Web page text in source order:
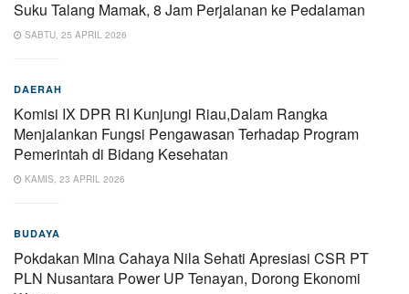
Suku Talang Mamak, 8 Jam Perjalanan ke Pedalaman
SABTU, 25 APRIL 2026
DAERAH
Komisi IX DPR RI Kunjungi Riau,Dalam Rangka
Menjalankan Fungsi Pengawasan Terhadap Program
Pemerintah di Bidang Kesehatan
KAMIS, 23 APRIL 2026
BUDAYA
Pokdakan Mina Cahaya Nila Sehati Apresiasi CSR PT
PLN Nusantara Power UP Tenayan, Dorong Ekonomi